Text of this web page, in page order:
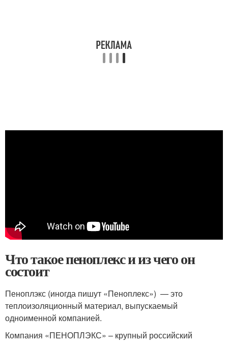
Что такое пеноплекс и из чего он
состоит
Пеноплэкс (иногда пишут «Пеноплекс») — это
теплоизоляционный материал, выпускаемый
одноименной компанией.
Компания «ПЕНОПЛЭКС» – крупный российский